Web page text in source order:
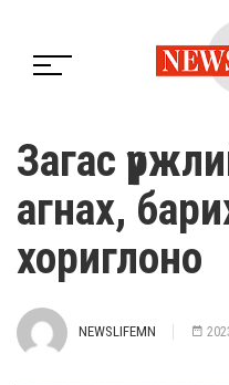
Загас
агнах,
хориглоно
NEWSLIFEMN